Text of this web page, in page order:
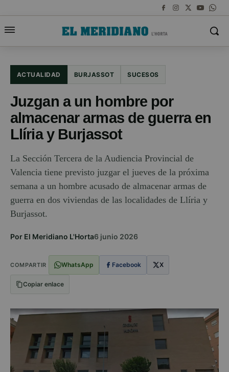
ACTUALIDAD BURJASSOT SUCESOS
Juzgan a un hombre por
almacenar armas de guerra en
Llíria y Burjassot
La Sección Tercera de la Audiencia Provincial de
Valencia tiene previsto juzgar el jueves de la próxima
semana a un hombre acusado de almacenar armas de
guerra en dos viviendas de las localidades de Llíria y
Burjassot.
Por El Meridiano L'Horta6 junio 2026
COMPARTIR WhatsApp Facebook X
Copiar enlace